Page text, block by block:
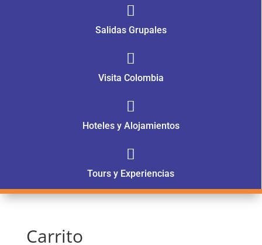

Salidas Grupales

Visita Colombia

Hoteles y Alojamientos

Tours y Experiencias
Carrito